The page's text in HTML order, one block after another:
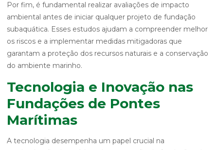
Por fim, é fundamental realizar avaliações de impacto
ambiental antes de iniciar qualquer projeto de fundação
subaquática. Esses estudos ajudam a compreender melhor
os riscos e a implementar medidas mitigadoras que
garantam a proteção dos recursos naturais e a conservação
do ambiente marinho.
Tecnologia e Inovação nas
Fundações de Pontes
Marítimas
A tecnologia desempenha um papel crucial na